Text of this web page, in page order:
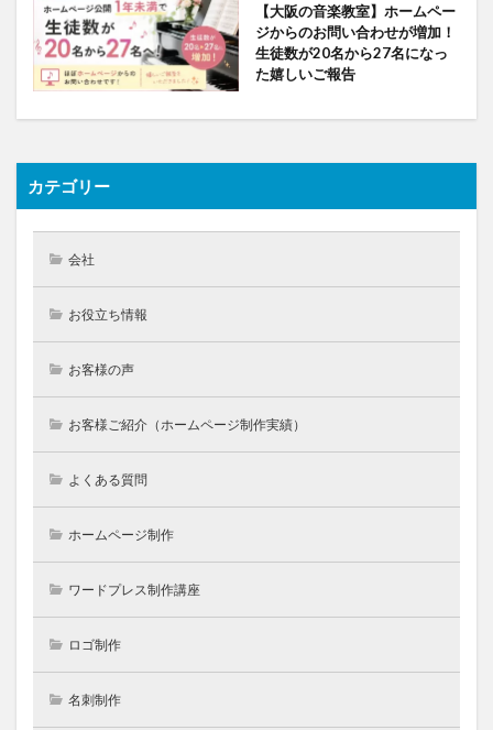
【大阪の音楽教室】ホームペー
ジからのお問い合わせが増加！
生徒数が20名から27名になっ
た嬉しいご報告
カテゴリー
会社
お役立ち情報
お客様の声
お客様ご紹介（ホームページ制作実績）
よくある質問
ホームページ制作
ワードプレス制作講座
ロゴ制作
名刺制作